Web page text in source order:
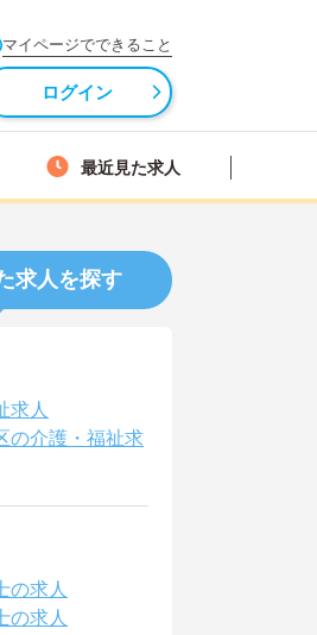
マイページでできること
ログイン
最近見た求人
求人を探す
求人
の介護・福祉求
の求人
の求人